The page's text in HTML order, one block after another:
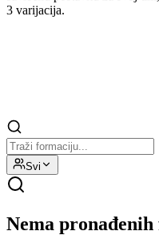
3 varijacija.
Svi
Nema